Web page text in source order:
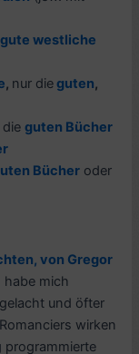
gute westliche
, nur dieguten,
dieguten Bücher
Bücher oder
von Gregor
habe mich
und öfter
wirken
programmierte